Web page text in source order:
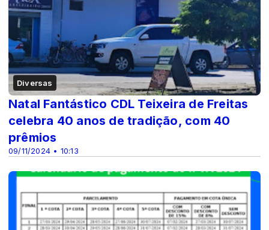
Diversas
09/11/2024 • 10:13
Natal Fantástico CDL Teixeira de Freitas
celebra 40 anos de tradição, com 40
prêmios